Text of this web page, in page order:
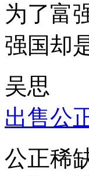
为了富
强国却
吴思
出售公
公正稀